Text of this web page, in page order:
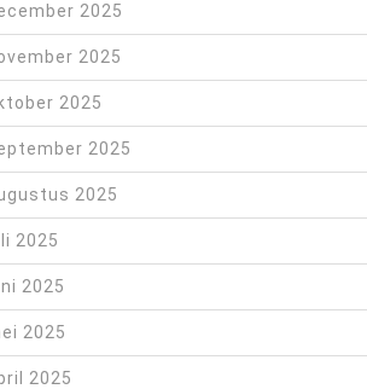
2025
2025
2025
2025
2025
2025
2025
2025
2025